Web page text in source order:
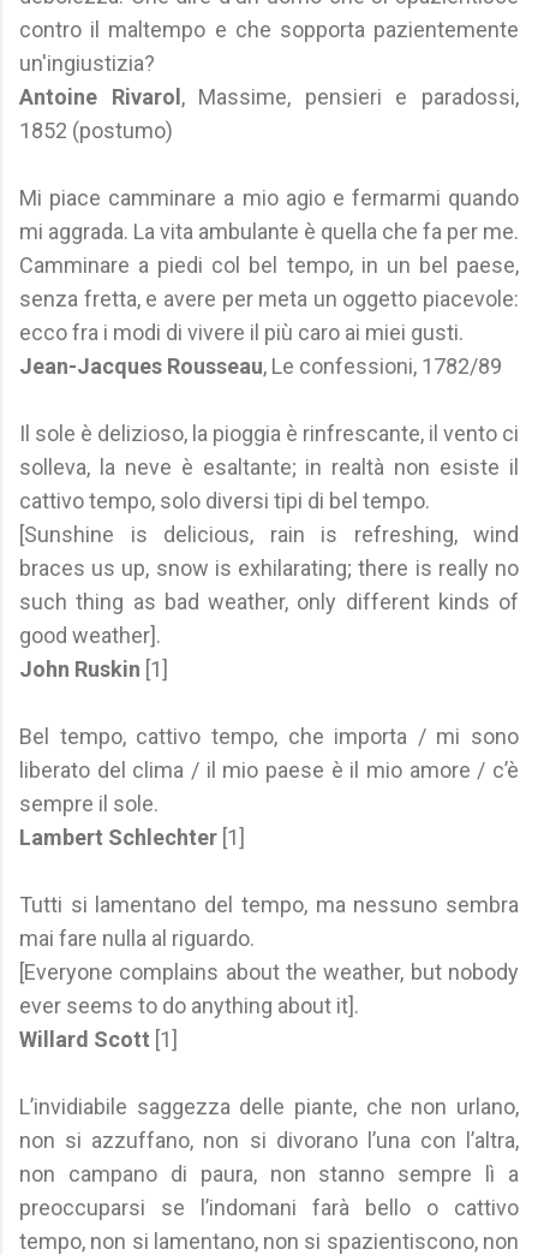
contro il maltempo e che sopporta pazientemente
un'ingiustizia?
Antoine Rivarol , Massime, pensieri e paradossi,
1852 (postumo)
Mi piace camminare a mio agio e fermarmi quando
mi aggrada. La vita ambulante è quella che fa per me.
Camminare a piedi col bel tempo, in un bel paese,
senza fretta, e avere per meta un oggetto piacevole:
ecco fra i modi di vivere il più caro ai miei gusti.
Jean-Jacques Rousseau, Le confessioni, 1782/89
Il sole è delizioso, la pioggia è rinfrescante, il vento ci
solleva, la neve è esaltante; in realtà non esiste il
cattivo tempo, solo diversi tipi di bel tempo.
[Sunshine is delicious, rain is refreshing, wind
braces us up, snow is exhilarating; there is really no
such thing as bad weather, only different kinds of
good weather].
John Ruskin [1]
Bel tempo, cattivo tempo, che importa / mi sono
liberato del clima / il mio paese è il mio amore / c’è
sempre il sole.
Lambert Schlechter [1]
Tutti si lamentano del tempo, ma nessuno sembra
mai fare nulla al riguardo.
[Everyone complains about the weather, but nobody
ever seems to do anything about it].
Willard Scott [1]
L’invidiabile saggezza delle piante, che non urlano,
non si azzuffano, non si divorano l’una con l’altra,
non campano di paura, non stanno sempre lì a
preoccuparsi se l’indomani farà bello o cattivo
tempo, non si lamentano, non si spazientiscono, non